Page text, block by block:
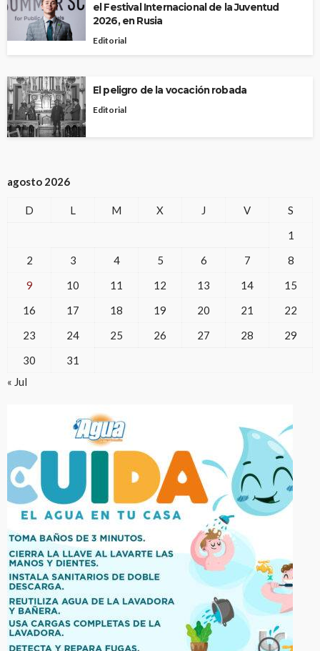
el Festival Internacional de la Juventud
2026, en Rusia
Editorial
El peligro de la vocación robada
Editorial
agosto 2026
D L M X J V
S
1
2
3 4 5 6 7
8
9
10 11 12 13 14
15
16
17 18 19 20 21
22
23
24 25 26 27 28
29
30
31
« Jul